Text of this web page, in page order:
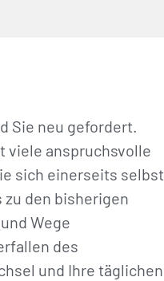
Sie neu gefordert.
viele anspruchsvolle
sich einerseits selbst
den bisherigen
Wege
des
und Ihre täglichen